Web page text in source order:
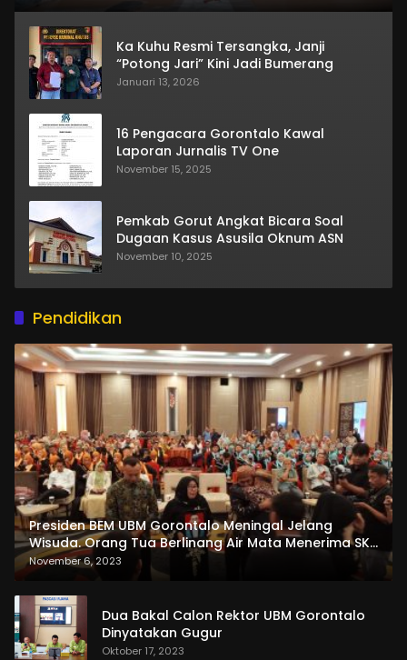
Ka Kuhu Resmi Tersangka, Janji
“Potong Jari” Kini Jadi Bumerang
Januari 13, 2026
16 Pengacara Gorontalo Kawal
Laporan Jurnalis TV One
November 15, 2025
Pemkab Gorut Angkat Bicara Soal
Dugaan Kasus Asusila Oknum ASN
November 10, 2025
Pendidikan
Presiden BEM UBM Gorontalo Meningal Jelang
Wisuda. Orang Tua Berlinang Air Mata Menerima SKL
dan Pemasangan Salempang
November 6, 2023
Dua Bakal Calon Rektor UBM Gorontalo
Dinyatakan Gugur
Oktober 17, 2023